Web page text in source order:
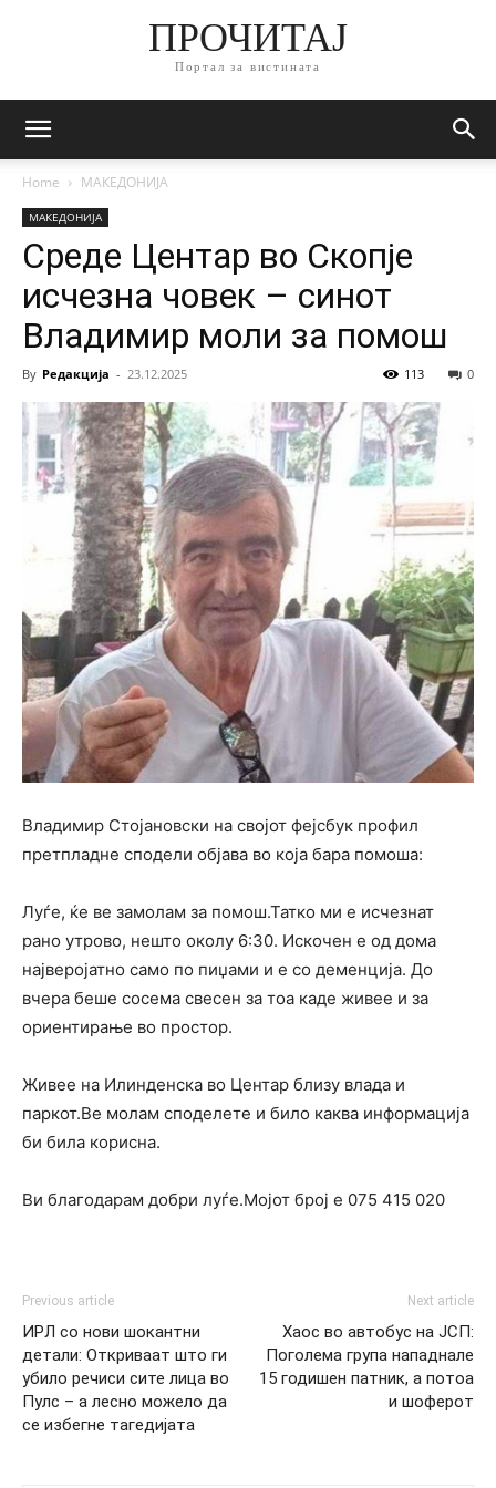
ПРОЧИТАЈ
Портал за вистината
Home МАКЕДОНИЈА
МАКЕДОНИЈА
Среде Центар во Скопје
исчезна човек – синот
Владимир моли за помош
By Редакција - 23.12.2025 0
113
Владимир Стојановски на својот фејсбук профил
претпладне сподели објава во која бара помоша:
Луѓе, ќе ве замолам за помош.Татко ми е исчезнат
рано утрово, нешто околу 6:30. Искочен е од дома
најверојатно само по пиџами и е со деменција. До
вчера беше сосема свесен за тоа каде живее и за
ориентирање во простор.
Живее на Илинденска во Центар близу влада и
паркот.Ве молам споделете и било каква информација
би била корисна.
Ви благодарам добри луѓе.Мојот број е 075 415 020
Previous article
ИРЛ со нови шокантни
детали: Откриваат што ги
убило речиси сите лица во
Пулс – а лесно можело да
се избегне тагедијата
Next article
Хаос во автобус на ЈСП:
Поголема група нападнале
15 годишен патник, а потоа
и шоферот